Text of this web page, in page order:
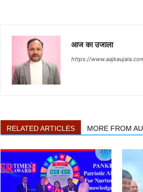
आज का उजाला
https://
RELATED ARTICLES MORE FROM